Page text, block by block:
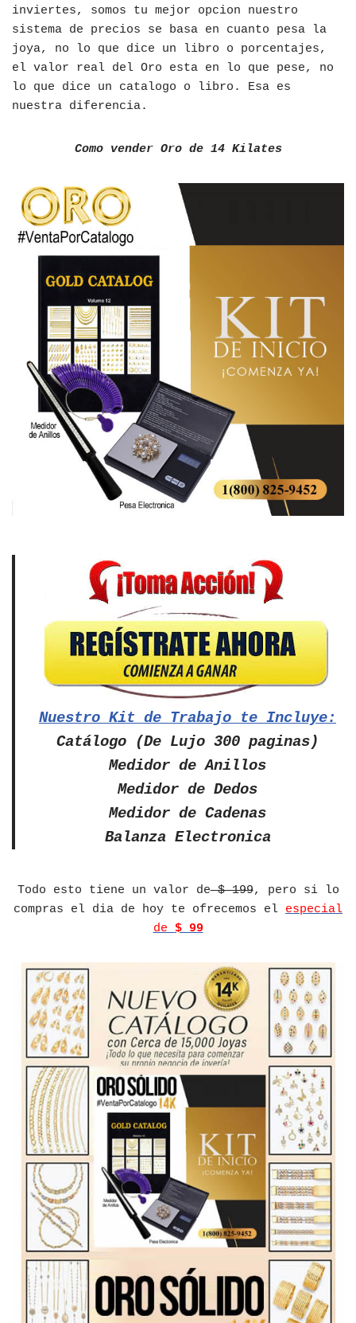
inviertes, somos tu mejor opcion nuestro
sistema de precios se basa en cuanto pesa la
joya, no lo que dice un libro o porcentajes,
el valor real del Oro esta en lo que pese, no
lo que dice un catalogo o libro. Esa es
nuestra diferencia.
Como vender Oro de 14 Kilates
Nuestro Kit de Trabajo te Incluye:
Catálogo (De Lujo 300 paginas)
Medidor de Anillos
Medidor de Dedos
Medidor de Cadenas
Balanza Electronica
Todo esto tiene un valor de$ 199, pero si lo
compras el dia de hoy te ofrecemos el especial
de $ 99